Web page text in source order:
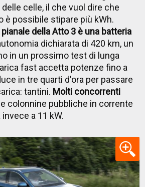
celle, il che vuol dire che
è possibile stipare più kWh.
della Atto 3 è una batteria
dichiarata di 420 km, un
in un prossimo test di lunga
fast accetta potenze fino a
in tre quarti d'ora per passare
tantini. Molti concorrenti
colonnine pubbliche in corrente
a 11 kW.